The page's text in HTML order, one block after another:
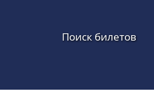
Поиск билетов